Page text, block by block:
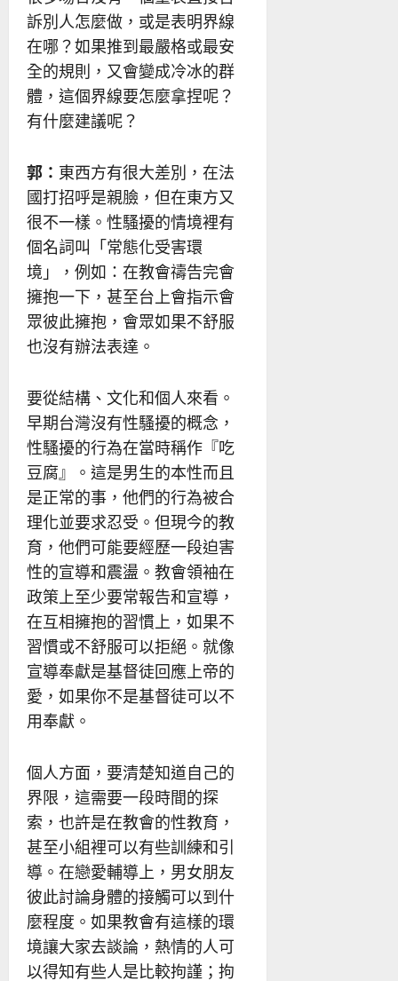
訴別人怎麼做，或是表明界線
在哪？如果推到最嚴格或最安
全的規則，又會變成冷冰的群
體，這個界線要怎麼拿捏呢？
有什麼建議呢？
郭： 東西方有很大差別，在法
國打招呼是親臉，但在東方又
很不一樣。性騷擾的情境裡有
個名詞叫「常態化受害環
境」，例如：在教會禱告完會
擁抱一下，甚至台上會指示會
眾彼此擁抱，會眾如果不舒服
也沒有辦法表達。
要從結構、文化和個人來看。
早期台灣沒有性騷擾的概念，
性騷擾的行為在當時稱作『吃
豆腐』。這是男生的本性而且
是正常的事，他們的行為被合
理化並要求忍受。但現今的教
育，他們可能要經歷一段迫害
性的宣導和震盪。教會領袖在
政策上至少要常報告和宣導，
在互相擁抱的習慣上，如果不
習慣或不舒服可以拒絕。就像
宣導奉獻是基督徒回應上帝的
愛，如果你不是基督徒可以不
用奉獻。
個人方面，要清楚知道自己的
界限，這需要一段時間的探
索，也許是在教會的性教育，
甚至小組裡可以有些訓練和引
導。在戀愛輔導上，男女朋友
彼此討論身體的接觸可以到什
麼程度。如果教會有這樣的環
境讓大家去談論，熱情的人可
以得知有些人是比較拘謹；拘